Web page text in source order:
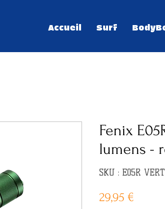
Accueil Surf
Fenix
lumens -
SKU : E05R VERT
29,95 €